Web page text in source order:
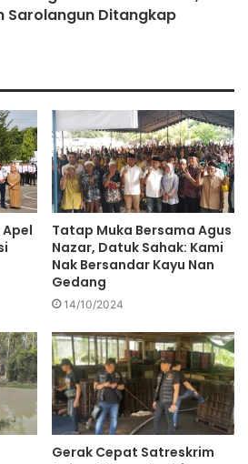
Sarolangun Ditangkap
Tatap Muka Bersama Agus
Nazar, Datuk Sahak: Kami
Nak Bersandar Kayu Nan
Gedang
14/10/2024
Gerak Cepat Satreskrim